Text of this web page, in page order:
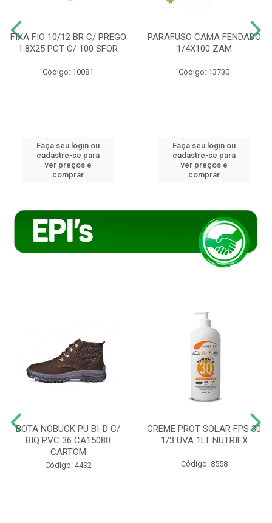
FIXA FIO 10/12 BR C/ PREGO
1.8X25 PCT C/ 100 SFOR
Código: 10081
Faça seu login ou
cadastre-se para
ver preços e
comprar
PARAFUSO CAMA FENDADO
1/4X100 ZAM
Código: 13730
Faça seu login ou
cadastre-se para
ver preços e
comprar
BOTA NOBUCK PU BI-D C/
BIQ PVC 36 CA15080
CARTOM
Código: 4492
CREME PROT SOLAR FPS 30
1/3 UVA 1LT NUTRIEX
Código: 8558